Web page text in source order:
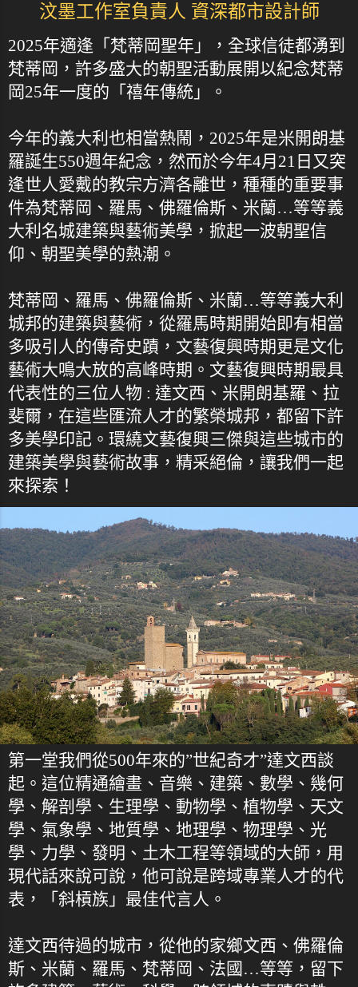
汶墨工作室負責人 資深都市設計師
2025年適逢「梵蒂岡聖年」，全球信徒都湧到
梵蒂岡，許多盛大的朝聖活動展開以紀念梵蒂
岡25年一度的「禧年傳統」。
今年的義大利也相當熱鬧，2025年是米開朗基
羅誕生550週年紀念，然而於今年4月21日又突
逢世人愛戴的教宗方濟各離世，種種的重要事
件為梵蒂岡、羅馬、佛羅倫斯、米蘭…等等義
大利名城建築與藝術美學，掀起一波朝聖信
仰、朝聖美學的熱潮。
梵蒂岡、羅馬、佛羅倫斯、米蘭…等等義大利
城邦的建築與藝術，從羅馬時期開始即有相當
多吸引人的傳奇史蹟，文藝復興時期更是文化
藝術大鳴大放的高峰時期。文藝復興時期最具
代表性的三位人物 : 達文西、米開朗基羅、拉
斐爾，在這些匯流人才的繁榮城邦，都留下許
多美學印記。環繞文藝復興三傑與這些城市的
建築美學與藝術故事，精采絕倫，讓我們一起
來探索！
第一堂我們從500年來的”世紀奇才”達文西談
起。這位精通繪畫、音樂、建築、數學、幾何
學、解剖學、生理學、動物學、植物學、天文
學、氣象學、地質學、地理學、物理學、光
學、力學、發明、土木工程等領域的大師，用
現代話來說可說，他可說是跨域專業人才的代
表，「斜槓族」最佳代言人。
達文西待過的城市，從他的家鄉文西、佛羅倫
斯、米蘭、羅馬、梵蒂岡、法國…等等，留下